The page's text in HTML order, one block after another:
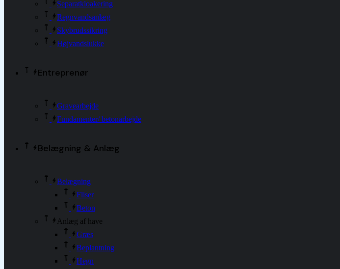
Separatkloakering
Regnvandsanlæg
Skybrudssikring
Højvandslukke
Entreprenør
Gravearbejde
Fundamenter/ betonarbejde
Belægning & Anlæg
Belægning
Fliser
Beton
Anlæg af have
Græs
Beplantning
Hegn